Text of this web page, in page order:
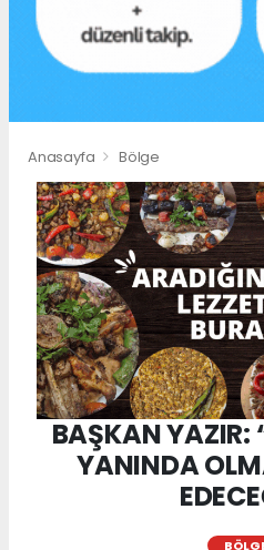
Anasayfa Bölge
BAŞKAN YAZIR:
YANINDA